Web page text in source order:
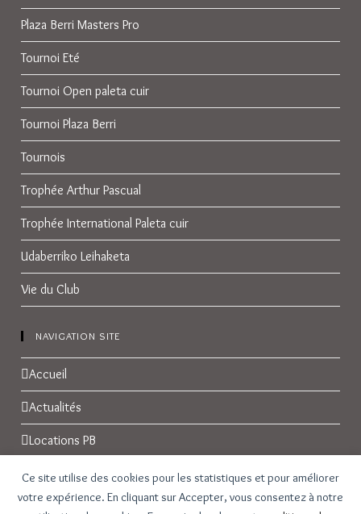
Ce site utilise des cookies pour les statistiques et pour améliorer
votre expérience. En cliquant sur Accepter, vous consentez à notre
Plaza Berri Masters Pro
Tournoi Eté
Tournoi Open paleta cuir
Tournoi Plaza Berri
Tournois
Trophée Arthur Pascual
Trophée International Paleta cuir
Udaberriko Leihaketa
Vie du Club
NAVIGATION SITE
Accueil
Actualités
Locations PB
Réservations
Galerie Photos